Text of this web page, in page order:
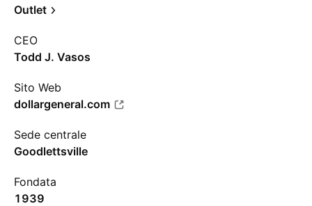
Outlet
CEO
Todd J. Vasos
Sito Web
dollargeneral.com
Sede centrale
Goodlettsville
Fondata
1939